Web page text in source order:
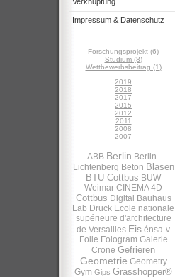
Impressum & Datenschutz
Forschungsprojekt (6)
Studium (8)
Wettbewerbsbeitrag (1)
2019
2018
2017
2015
2012
2011
2008
2007
ABB Berlin Berlin-
Lichtenberg Beton Blasen
BTU Cottbus BUW
Weimar CINEMA 4D
Cottbus Digital Bauhaus
Lab Druck Ecole nationale
supérieure d'architecture
de Versailles Eis énsa-v
Folie Fologram Galerie
Crone Gefrieren
Geometrie Geometry
Gym Gips Grasshopper®